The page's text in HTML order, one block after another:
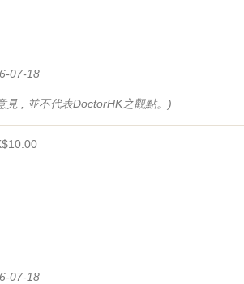
07-18
見 , 並不代表DoctorHK之觀點。)
07-18